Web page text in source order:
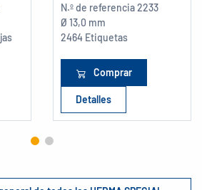
N.º de referencia2233
Ø 13,0 mm
2464 Etiquetas
Comprar
Detalles